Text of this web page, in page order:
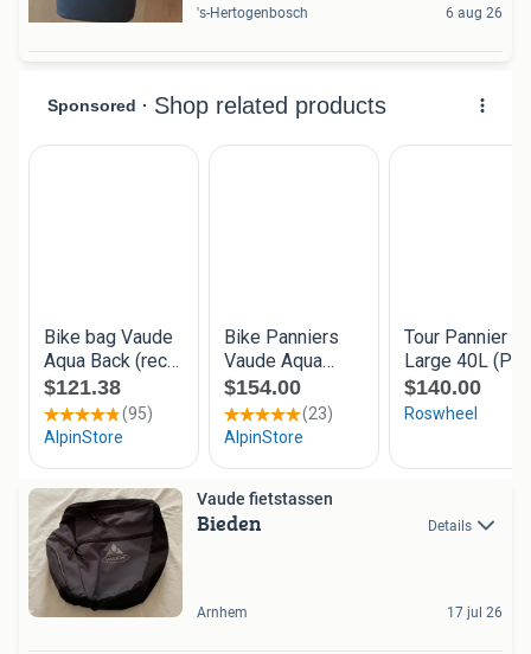
's-Hertogenbosch 6 aug 26
Vaude fietstassen
Bieden Details
Arnhem 17 jul 26